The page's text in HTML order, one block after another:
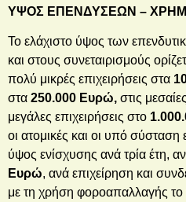
ΥΨΟΣ ΕΠΕΝΔΥΣΕΩΝ –
Το ελάχιστο ύψος των
και στους συνεταιρισμούς
πολύ μικρές επιχειρήσεις στα
στα 250.000 Ευρώ, στις
μεγάλες επιχειρήσεις στο
οι ατομικές και οι υπό σύσταση
ύψος ενίσχυσης ανά τρία έτη,
Ευρώ, ανά επιχείρηση και
με τη χρήση φοροαπαλλαγής